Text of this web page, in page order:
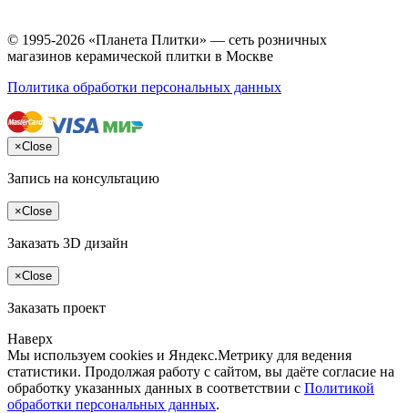
© 1995-2026 «Планета Плитки» — сеть розничных
магазинов керамической плитки в Москве
Политика обработки персональных данных
×Close
Запись на консультацию
×Close
Заказать 3D дизайн
×Close
Заказать проект
Наверх
Мы используем cookies и Яндекс.Метрику для ведения
статистики. Продолжая работу с сайтом, вы даёте согласие на
обработку указанных данных в соответствии с Политикой
обработки персональных данных.